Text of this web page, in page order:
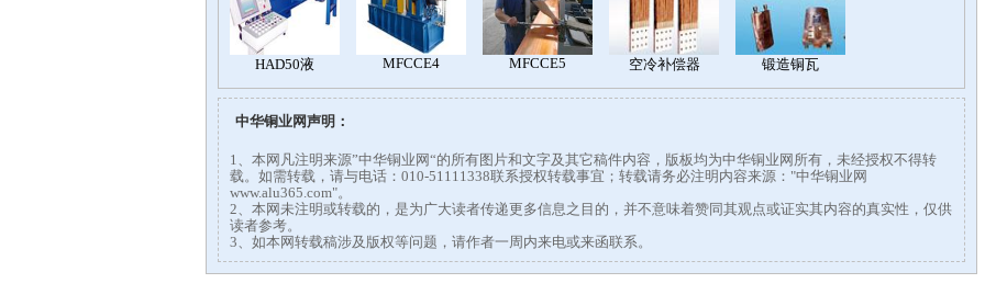
中华铜业网声明：
1、本网凡注明来源”中华铜业网“的所有图片和文字及其它稿件内容，版板均为中华铜业网所有，未经授权不得转
载。如需转载，请与电话：010-51111338联系授权转载事宜；转载请务必注明内容来源："中华铜业网
www.alu365.com"。
2、本网未注明或转载的，是为广大读者传递更多信息之目的，并不意味着赞同其观点或证实其内容的真实性，仅供
读者参考。
3、如本网转载稿涉及版权等问题，请作者一周内来电或来函联系。